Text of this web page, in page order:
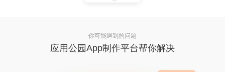
你可能遇到的问题
应用公园App制作平台帮你解决